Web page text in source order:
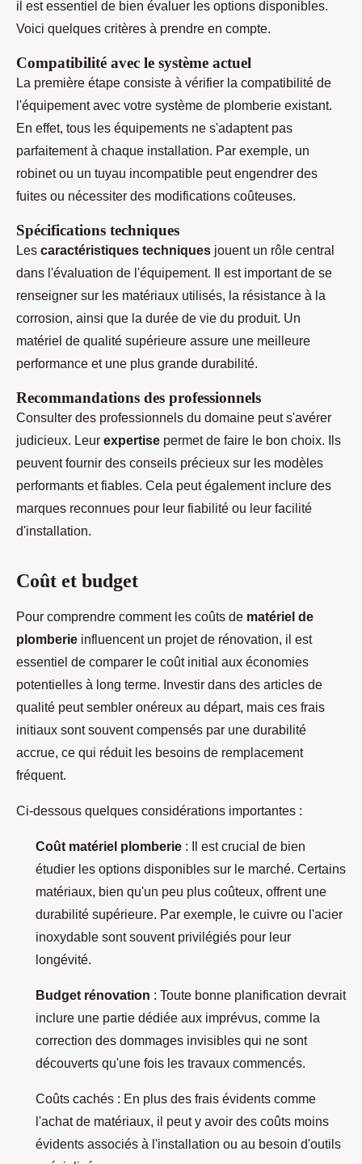
il est essentiel de bien évaluer les options disponibles.
Voici quelques critères à prendre en compte.
Compatibilité avec le système actuel
La première étape consiste à vérifier la compatibilité de
l'équipement avec votre système de plomberie existant.
En effet, tous les équipements ne s'adaptent pas
parfaitement à chaque installation. Par exemple, un
robinet ou un tuyau incompatible peut engendrer des
fuites ou nécessiter des modifications coûteuses.
Spécifications techniques
Les caractéristiques techniques jouent un rôle central
dans l'évaluation de l'équipement. Il est important de se
renseigner sur les matériaux utilisés, la résistance à la
corrosion, ainsi que la durée de vie du produit. Un
matériel de qualité supérieure assure une meilleure
performance et une plus grande durabilité.
Recommandations des professionnels
Consulter des professionnels du domaine peut s'avérer
judicieux. Leur expertise permet de faire le bon choix. Ils
peuvent fournir des conseils précieux sur les modèles
performants et fiables. Cela peut également inclure des
marques reconnues pour leur fiabilité ou leur facilité
d'installation.
Coût et budget
Pour comprendre comment les coûts de matériel de
plomberie influencent un projet de rénovation, il est
essentiel de comparer le coût initial aux économies
potentielles à long terme. Investir dans des articles de
qualité peut sembler onéreux au départ, mais ces frais
initiaux sont souvent compensés par une durabilité
accrue, ce qui réduit les besoins de remplacement
fréquent.
Ci-dessous quelques considérations importantes :
Coût matériel plomberie : Il est crucial de bien
étudier les options disponibles sur le marché. Certains
matériaux, bien qu'un peu plus coûteux, offrent une
durabilité supérieure. Par exemple, le cuivre ou l'acier
inoxydable sont souvent privilégiés pour leur
longévité.
Budget rénovation : Toute bonne planification devrait
inclure une partie dédiée aux imprévus, comme la
correction des dommages invisibles qui ne sont
découverts qu'une fois les travaux commencés.
Coûts cachés : En plus des frais évidents comme
l'achat de matériaux, il peut y avoir des coûts moins
évidents associés à l'installation ou au besoin d'outils